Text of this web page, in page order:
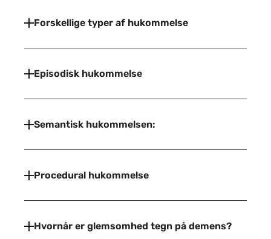
Forskellige typer af hukommelse
Episodisk hukommelse
Semantisk hukommelsen:
Procedural hukommelse
Hvornår er glemsomhed tegn på demens?